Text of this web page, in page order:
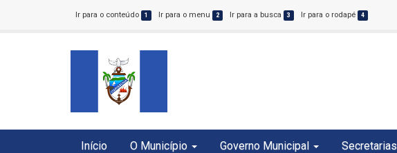
Ir para o conteúdo 1 Ir para o menu 2 Ir para a busca 3 Ir para o rodapé 4
Início O Município Governo Municipal Secretarias